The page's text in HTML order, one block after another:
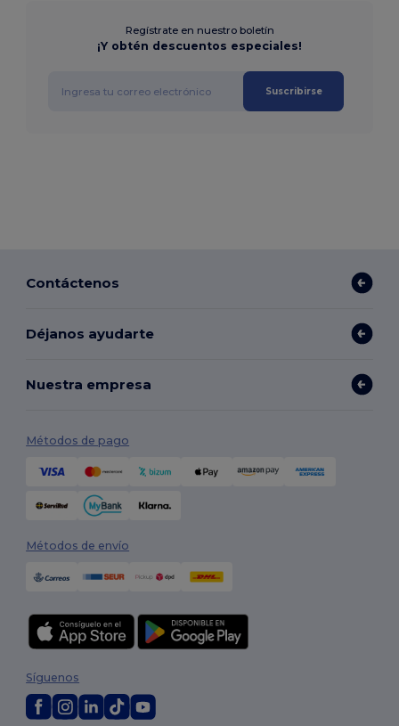
Regístrate en nuestro boletín
¡Y obtén descuentos especiales!
Suscribirse
Contáctenos
Déjanos ayudarte
Nuestra empresa
Métodos de pago
Métodos de envío
Síguenos